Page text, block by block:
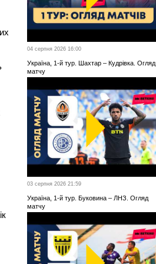
04 серпня 2026 16:00
Україна, 1-й тур. Шахтар – Кудрівка. Огляд
матчу
03 серпня 2026 21:59
Україна, 1-й тур. Буковина – ЛНЗ. Огляд
матчу